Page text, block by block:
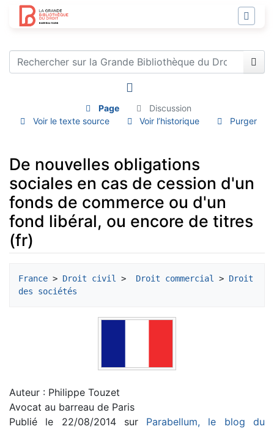
Page
Discussion
Voir le texte source
Voir l’historique Purger
De nouvelles obligations
sociales en cas de cession d'un
fonds de commerce ou d'un
fond libéral, ou encore de titres
(fr)
France > Droit civil > Droit commercial > Droit
des sociétés
Auteur : Philippe Touzet
Avocat au barreau de Paris
Publié le 22/08/2014 sur Parabellum, le blog du